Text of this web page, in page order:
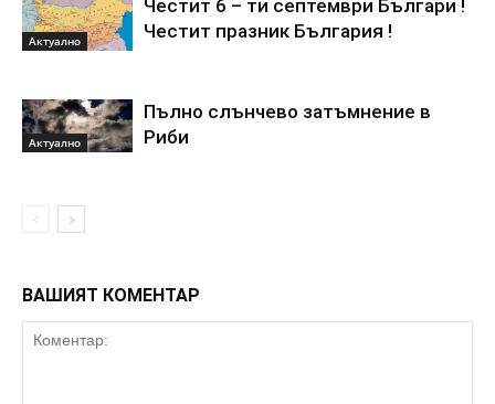
Актуално
Честит 6 – ти септември Българи !
Честит празник България !
Актуално
Пълно слънчево затъмнение в
Риби
ВАШИЯТ КОМЕНТАР